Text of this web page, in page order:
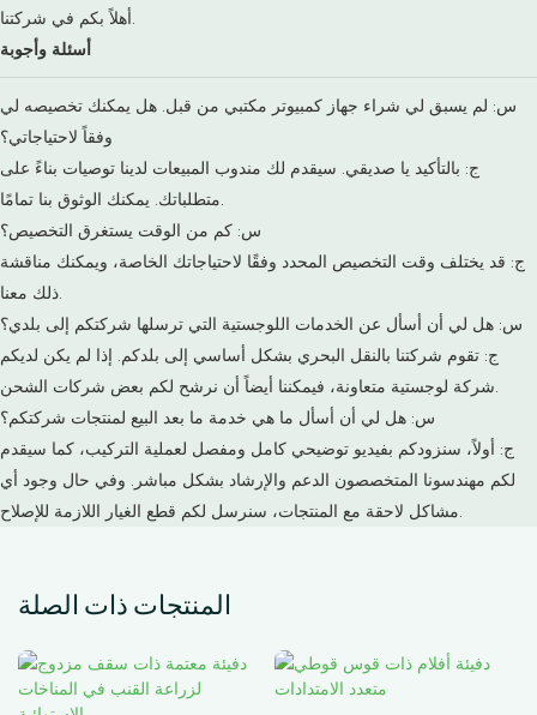
أهلاً بكم في شركتنا.
أسئلة وأجوبة
س: لم يسبق لي شراء جهاز كمبيوتر مكتبي من قبل. هل يمكنك تخصيصه لي
وفقاً لاحتياجاتي؟
ج: بالتأكيد يا صديقي. سيقدم لك مندوب المبيعات لدينا توصيات بناءً على
متطلباتك. يمكنك الوثوق بنا تمامًا.
س: كم من الوقت يستغرق التخصيص؟
ج: قد يختلف وقت التخصيص المحدد وفقًا لاحتياجاتك الخاصة، ويمكنك مناقشة
ذلك معنا.
س: هل لي أن أسأل عن الخدمات اللوجستية التي ترسلها شركتكم إلى بلدي؟
ج: تقوم شركتنا بالنقل البحري بشكل أساسي إلى بلدكم. إذا لم يكن لديكم
شركة لوجستية متعاونة، فيمكننا أيضاً أن نرشح لكم بعض شركات الشحن.
س: هل لي أن أسأل ما هي خدمة ما بعد البيع لمنتجات شركتكم؟
ج: أولاً، سنزودكم بفيديو توضيحي كامل ومفصل لعملية التركيب، كما سيقدم
لكم مهندسونا المتخصصون الدعم والإرشاد بشكل مباشر. وفي حال وجود أي
مشاكل لاحقة مع المنتجات، سنرسل لكم قطع الغيار اللازمة للإصلاح.
المنتجات ذات الصلة